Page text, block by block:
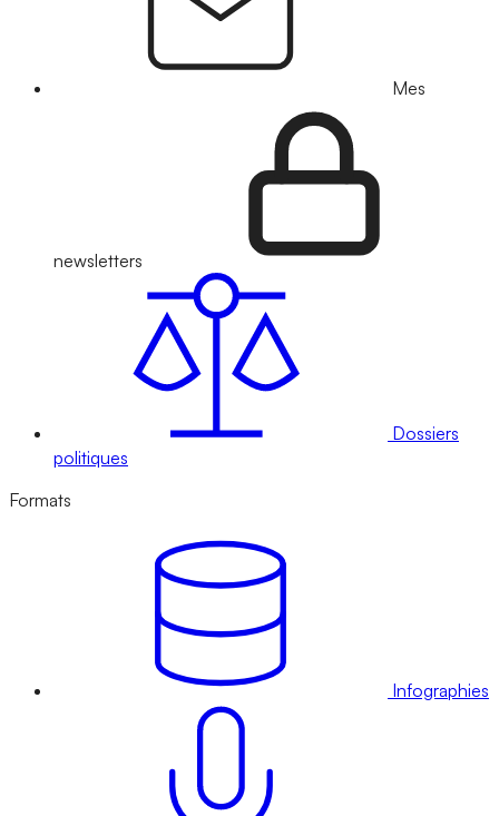
Mes
newsletters
Dossiers
politiques
Formats
Infographies